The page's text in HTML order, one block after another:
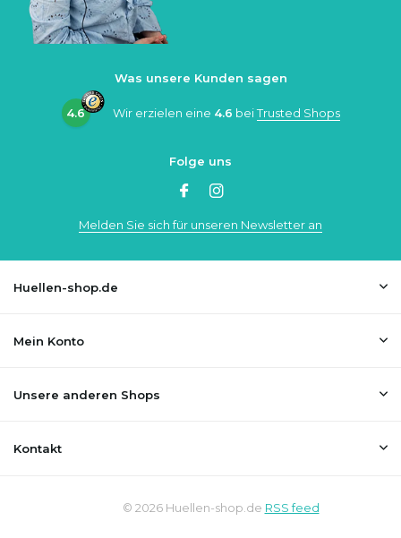
Was unsere Kunden sagen
4.6 Wir erzielen eine 4.6 beiTrusted Shops
Folge uns
Melden Sie sich für unseren Newsletter an
Huellen-shop.de
Mein Konto
Unsere anderen Shops
Kontakt
© 2026 Huellen-shop.de RSS feed